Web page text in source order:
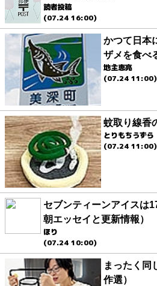
読者投稿
(07.24 16:00)
かつて日本
ザメを食べ
地主恵亮
(07.24 11:00)
蚊取り線香
とりもちうずら
(07.24 11:00)
セブンティーンアイスは
朝エッセイと更新情報）
ほり
(07.24 10:00)
まったく同
作選）